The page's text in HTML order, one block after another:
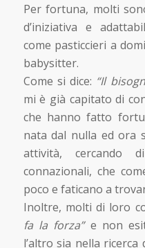
Per fortuna, molti
d’iniziativa e
come pasticcieri a
babysitter.
Come si dice: “Il
mi è già capitato di
che hanno fatto
nata dal nulla ed ora
attività, cercando
connazionali, che
poco e faticano a
Inoltre, molti di loro
fa la forza”e non
l’altro sia nella